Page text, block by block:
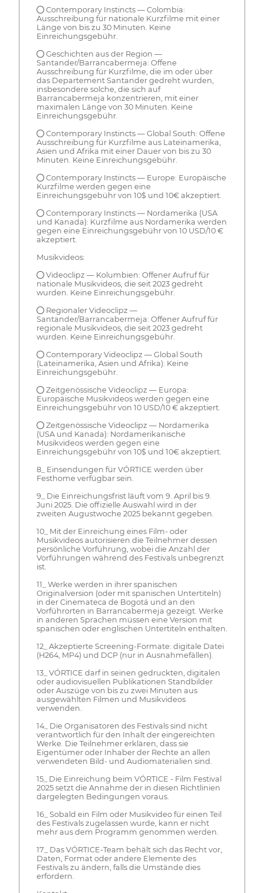
● Contemporary Instincts — Colombia:
Ausschreibung für nationale Kurzfilme mit einer
Länge von bis zu 30 Minuten. Keine
Einreichungsgebühr.
● Geschichten aus der Region —
Santander/Barrancabermeja: Offene
Ausschreibung für Kurzfilme, die im oder über
das Departement Santander gedreht wurden,
insbesondere solche, die sich auf
Barrancabermeja konzentrieren, mit einer
maximalen Länge von 30 Minuten. Keine
Einreichungsgebühr.
● Contemporary Instincts — Global South: Offene
Ausschreibung für Kurzfilme aus Lateinamerika,
Asien und Afrika mit einer Dauer von bis zu 30
Minuten. Keine Einreichungsgebühr.
● Contemporary Instincts — Europe: Europäische
Kurzfilme werden gegen eine
Einreichungsgebühr von 10$ und 10€ akzeptiert.
● Contemporary Instincts — Nordamerika (USA
und Kanada): Kurzfilme aus Nordamerika werden
gegen eine Einreichungsgebühr von 10 USD/10 €
akzeptiert.
Musikvideos:
● Videoclipz — Kolumbien: Offener Aufruf für
nationale Musikvideos, die seit 2023 gedreht
wurden. Keine Einreichungsgebühr.
● Regionaler Videoclipz —
Santander/Barrancabermeja: Offener Aufruf für
regionale Musikvideos, die seit 2023 gedreht
wurden. Keine Einreichungsgebühr.
● Contemporary Videoclipz — Global South
(Lateinamerika, Asien und Afrika): Keine
Einreichungsgebühr.
● Zeitgenössische Videoclipz — Europa:
Europäische Musikvideos werden gegen eine
Einreichungsgebühr von 10 USD/10 € akzeptiert.
● Zeitgenössische Videoclipz — Nordamerika
(USA und Kanada): Nordamerikanische
Musikvideos werden gegen eine
Einreichungsgebühr von 10$ und 10€ akzeptiert.
8_ Einsendungen für VÓRTICE werden über
Festhome verfügbar sein.
9_ Die Einreichungsfrist läuft vom 9. April bis 9.
Juni 2025. Die offizielle Auswahl wird in der
zweiten Augustwoche 2025 bekannt gegeben.
10_ Mit der Einreichung eines Film- oder
Musikvideos autorisieren die Teilnehmer dessen
persönliche Vorführung, wobei die Anzahl der
Vorführungen während des Festivals unbegrenzt
ist.
11_ Werke werden in ihrer spanischen
Originalversion (oder mit spanischen Untertiteln)
in der Cinemateca de Bogotá und an den
Vorführorten in Barrancabermeja gezeigt. Werke
in anderen Sprachen müssen eine Version mit
spanischen oder englischen Untertiteln enthalten.
12_ Akzeptierte Screening-Formate: digitale Datei
(H264, MP4) und DCP (nur in Ausnahmefällen).
13_ VÓRTICE darf in seinen gedruckten, digitalen
oder audiovisuellen Publikationen Standbilder
oder Auszüge von bis zu zwei Minuten aus
ausgewählten Filmen und Musikvideos
verwenden.
14_ Die Organisatoren des Festivals sind nicht
verantwortlich für den Inhalt der eingereichten
Werke. Die Teilnehmer erklären, dass sie
Eigentümer oder Inhaber der Rechte an allen
verwendeten Bild- und Audiomaterialien sind.
15_ Die Einreichung beim VÓRTICE - Film Festival
2025 setzt die Annahme der in diesen Richtlinien
dargelegten Bedingungen voraus.
16_ Sobald ein Film oder Musikvideo für einen Teil
des Festivals zugelassen wurde, kann er nicht
mehr aus dem Programm genommen werden.
17_ Das VÓRTICE-Team behält sich das Recht vor,
Daten, Format oder andere Elemente des
Festivals zu ändern, falls die Umstände dies
erfordern.